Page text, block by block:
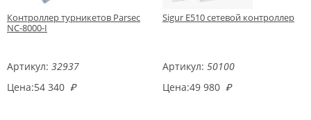
Контроллер турникетов Parsec
NC-8000-I
Артикул: 32937
Цена:54 340 ₽
Sigur E510 сетевой контроллер
Артикул: 50100
Цена:49 980 ₽